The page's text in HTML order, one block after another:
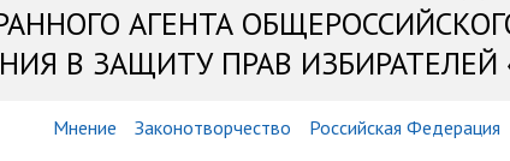
АГЕНТА
В ЗАЩИТУ ПРАВ ИЗБИРАТЕЛЕЙ
Мнение Законотворчество Российская Федерация